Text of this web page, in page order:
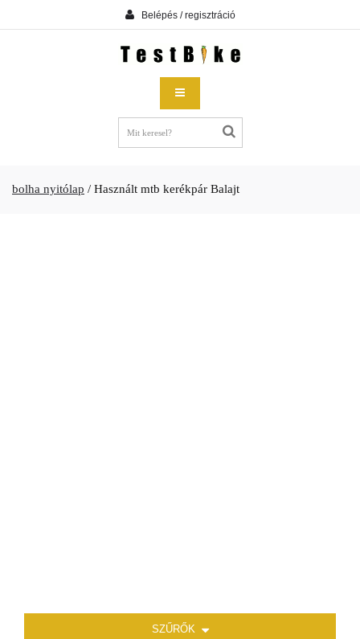
Belépés / regisztráció
bolha nyitólap / Használt mtb kerékpár Balajt
SZŰRŐK